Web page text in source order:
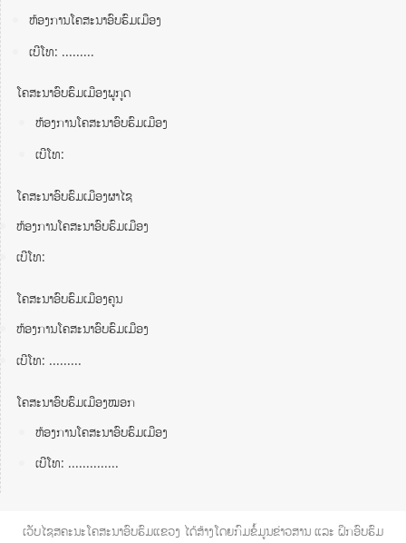
ຫ້ອງການໂຄສະນາອົບຮົມເມືອງ
ເບີໂທ: .........
ໂຄສະນາອົບຮົມເມືອງພູກູດ
ຫ້ອງການໂຄສະນາອົບຮົມເມືອງ
ເບີໂທ:
ໂຄສະນາອົບຮົມເມືອງຜາໄຊ
ຫ້ອງການໂຄສະນາອົບຮົມເມືອງ
ເບີໂທ:
ໂຄສະນາອົບຮົມເມືອງຄູນ
ຫ້ອງການໂຄສະນາອົບຮົມເມືອງ
ເບີໂທ: .........
ໂຄສະນາອົບຮົມເມືອງໝອກ
ຫ້ອງການໂຄສະນາອົບຮົມເມືອງ
ເບີໂທ: ..............
ເວັບໄຊສຄະນະໂຄສະນາອົບຮົມແຂວງ ໄດ້ສ້າງໂດຍກົມຂໍ້ມູນຂ່າວສານ ແລະ ຝຶກອົບຮົມ